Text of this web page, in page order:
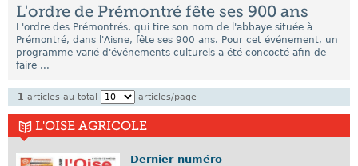
L'ordre de Prémontré fête ses 900 ans
L'ordre des Prémontrés, qui tire son nom de l'abbaye située à
Prémontré, dans l'Aisne, fête ses 900 ans. Pour cet événement, un
programme varié d'événements culturels a été concocté afin de
faire ...
1 articles au total articles/page
L'OISE AGRICOLE
Dernier numéro